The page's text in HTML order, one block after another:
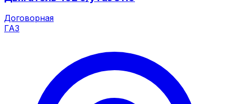
Договорная
ГАЗ